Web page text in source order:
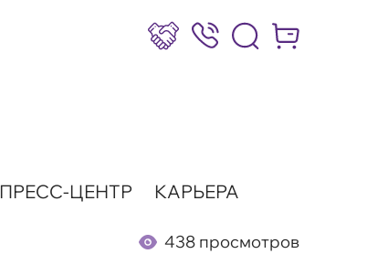
Сотрудничество
8 (800) 777-17-39
Интернет-
ПРЕСС-ЦЕНТР КАРЬЕРА
438 просмотров